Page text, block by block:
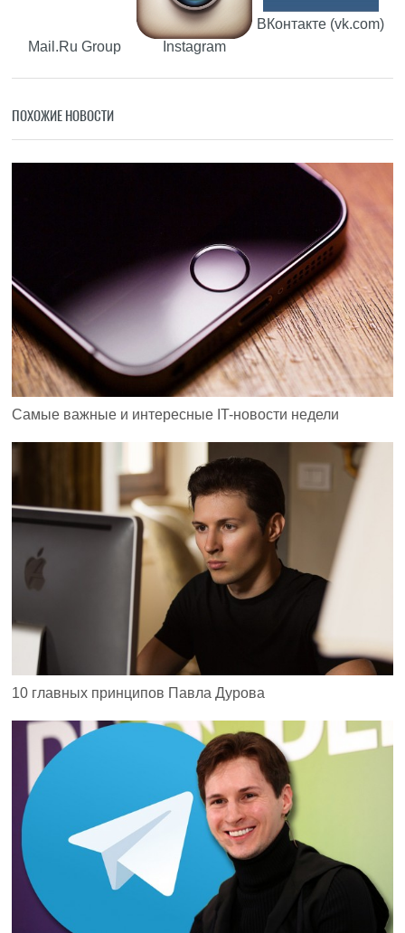
Mail.Ru Group Instagram
ВКонтакте (vk.com)
ПОХОЖИЕ НОВОСТИ
Самые важные и интересные IT-новости недели
10 главных принципов Павла Дурова